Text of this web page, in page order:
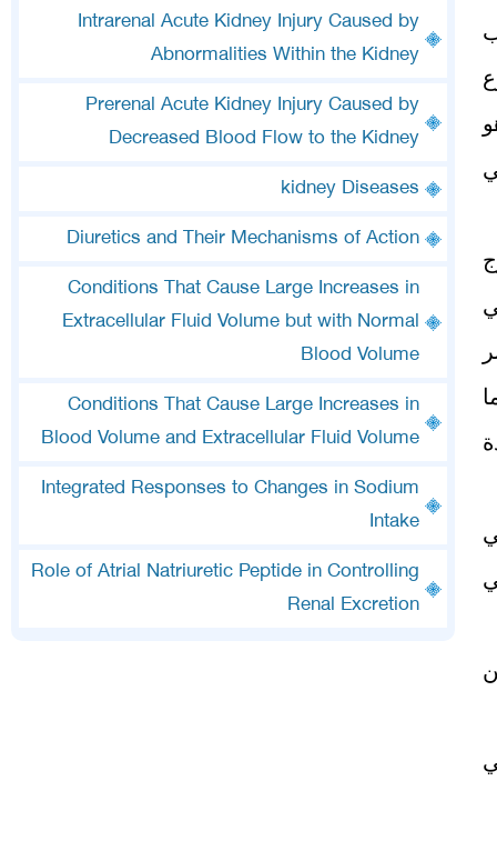
Intrarenal Acute Kidney Injury Caused by
Abnormalities Within the Kidney
Prerenal Acute Kidney Injury Caused by
Decreased Blood Flow to the Kidney
kidney Diseases
Diuretics and Their Mechanisms of Action
Conditions That Cause Large Increases in
Extracellular Fluid Volume but with Normal
Blood Volume
Conditions That Cause Large Increases in
Blood Volume and Extracellular Fluid Volume
Integrated Responses to Changes in Sodium
Intake
Role of Atrial Natriuretic Peptide in Controlling
Renal Excretion